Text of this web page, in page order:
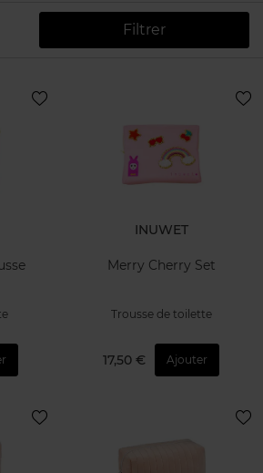
Filtrer
INUWET
Merry Cherry Set
Trousse de toilette
17,50 € Ajouter